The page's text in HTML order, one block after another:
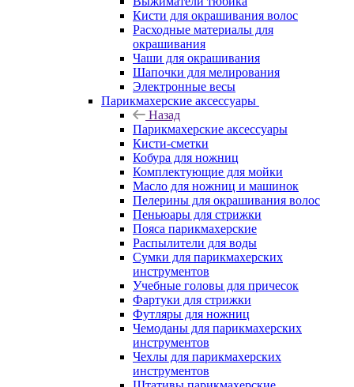
Кисти для окрашивания волос
Расходные материалы для
окрашивания
Чаши для окрашивания
Шапочки для мелирования
Электронные весы
Парикмахерские аксессуары
Назад
Парикмахерские аксессуары
Кисти-сметки
Кобура для ножниц
Комплектующие для мойки
Масло для ножниц и машинок
Пелерины для окрашивания волос
Пеньюары для стрижки
Пояса парикмахерские
Распылители для воды
Сумки для парикмахерских
инструментов
Учебные головы для причесок
Фартуки для стрижки
Футляры для ножниц
Чемоданы для парикмахерских
инструментов
Чехлы для парикмахерских
инструментов